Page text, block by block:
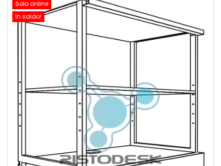
Solo online
In saldo!